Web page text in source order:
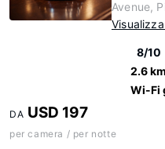
Avenue,
8/10
2.6 km
Wi-Fi
DA USD 197
per camera / per notte